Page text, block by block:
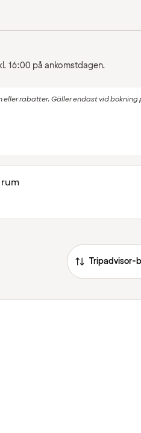
16:00 på ankomstdagen.
rabatter. Gäller endast vid bokning
rum
Tripadvisor-